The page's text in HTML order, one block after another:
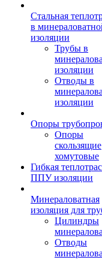
Стальная
в
изоляции
Трубы в
изоляции
Отводы в
изоляции
Опоры
Опоры
скользящие
хомутовые
Гибкая
ППУ изоляции
Минераловатная
изоляция для
Цилиндры
Отводы